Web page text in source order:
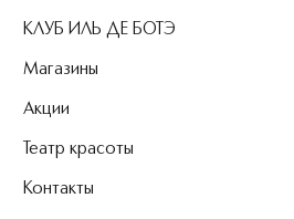
КЛУБ ИЛЬ ДЕ БОТЭ
Магазины
Акции
Театр красоты
Контакты